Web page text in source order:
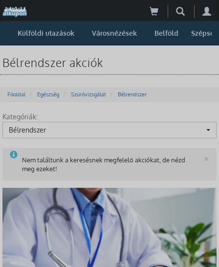
Külföldi utazások Városnézések Belföld Szépség
Bélrendszer akciók
Főoldal Egészség Szűrővizsgálat Bélrendszer
Kategóriák:
Bélrendszer
×
Nem találtunk a keresésnek megfelelő akciókat, de nézd
meg ezeket!
-78%